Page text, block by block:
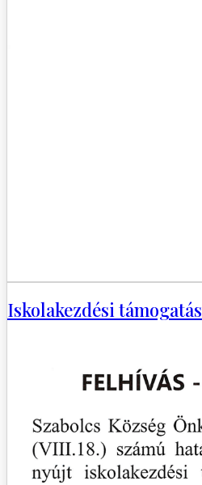
Iskolakezdési támogatás